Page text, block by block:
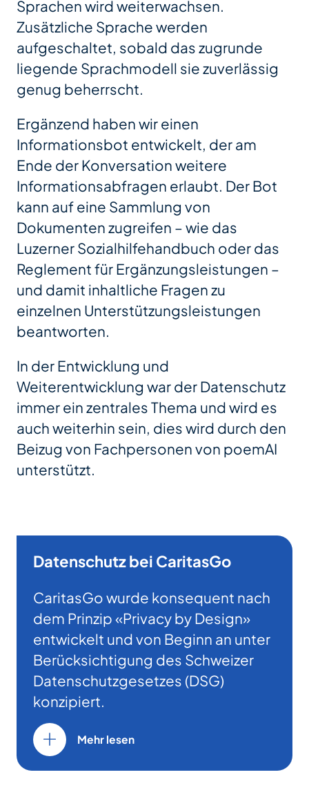
Sprachen wird weiterwachsen.
Zusätzliche Sprache werden
aufgeschaltet, sobald das zugrunde
liegende Sprachmodell sie zuverlässig
genug beherrscht.
Ergänzend haben wir einen
Informationsbot entwickelt, der am
Ende der Konversation weitere
Informationsabfragen erlaubt. Der Bot
kann auf eine Sammlung von
Dokumenten zugreifen – wie das
Luzerner Sozialhilfehandbuch oder das
Reglement für Ergänzungsleistungen –
und damit inhaltliche Fragen zu
einzelnen Unterstützungsleistungen
beantworten.
In der Entwicklung und
Weiterentwicklung war der Datenschutz
immer ein zentrales Thema und wird es
auch weiterhin sein, dies wird durch den
Beizug von Fachpersonen von poemAI
unterstützt.
Datenschutz bei CaritasGo
CaritasGo wurde konsequent nach
dem Prinzip «Privacy by Design»
entwickelt und von Beginn an unter
Berücksichtigung des Schweizer
Datenschutzgesetzes (DSG)
konzipiert.
Mehr lesen